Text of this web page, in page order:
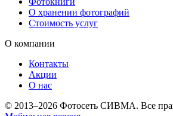
О хранении фотографий
Стоимость услуг
О компании
Контакты
Акции
О нас
© 2013–2026 Фотосеть СИВМА. Все